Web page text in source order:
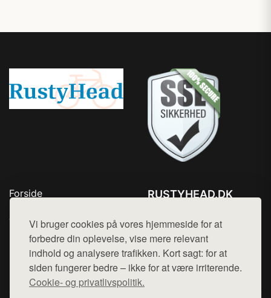
Vi bruger cookies på vores hjemmeside for at
forbedre din oplevelse, vise mere relevant
indhold og analysere trafikken. Kort sagt: for at
siden fungerer bedre – ikke for at være irriterende.
Cookie- og privatlivspolitik.
Forside
Top Rabatter
Kontakt
RUSTYHEAD.DK
Mail: hej@want.dk
Cookie- og privatlivspolitik